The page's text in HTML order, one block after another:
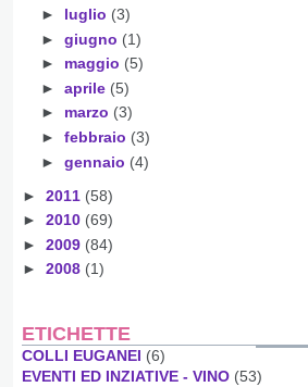
► luglio (3)
► giugno (1)
► maggio (5)
► aprile (5)
► marzo (3)
► febbraio (3)
► gennaio (4)
► 2011 (58)
► 2010 (69)
► 2009 (84)
► 2008 (1)
ETICHETTE
COLLI EUGANEI (6)
EVENTI ED INZIATIVE - VINO (53)